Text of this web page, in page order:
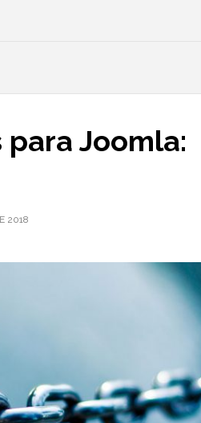
Joomla:
2018